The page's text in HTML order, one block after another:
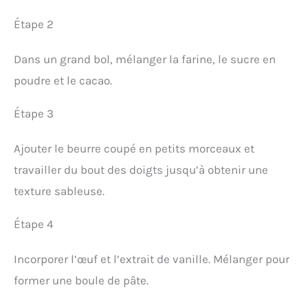
Étape 2
Dans un grand bol, mélanger la farine, le sucre en
poudre et le cacao.
Étape 3
Ajouter le beurre coupé en petits morceaux et
travailler du bout des doigts jusqu’à obtenir une
texture sableuse.
Étape 4
Incorporer l’œuf et l’extrait de vanille. Mélanger pour
former une boule de pâte.